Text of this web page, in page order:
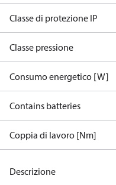
Classe di protezione IP
Classe pressione
Consumo energetico [W]
Contains batteries
Coppia di lavoro [Nm]
Descrizione